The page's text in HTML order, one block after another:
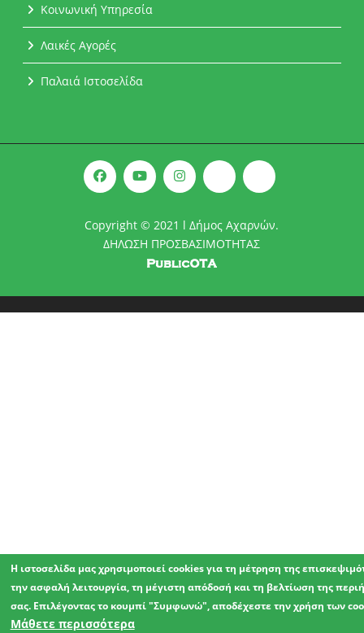
Κοινωνική Υπηρεσία
Λαικές Αγορές
Παλαιά Ιστοσελίδα
Copyright © 2021 l Δήμος Αχαρνών.
ΔΗΛΩΣΗ ΠΡΟΣΒΑΣΙΜΟΤΗΤΑΣ
Η ιστοσελίδα μας χρησιμοποιεί cookies για τη μέτρηση της
την ασφαλή λειτουργία, τη μέγιστη απόδοσή και τη βελτίωση της
σας. Επιλέγοντας το κουμπί "Συμφωνώ", αποδέχεστε την χρήση των
Μάθετε περισσότερα